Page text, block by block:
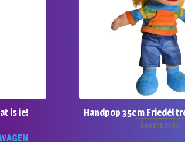
is ie! Handpop 35cm Friedél
AANBIEDING!